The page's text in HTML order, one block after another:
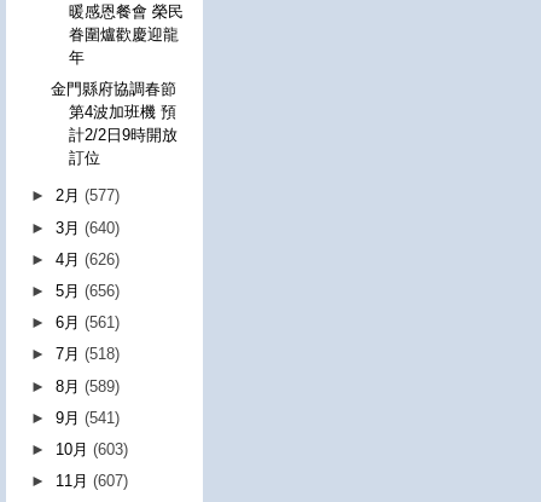
暖感恩餐會 榮民
眷圍爐歡慶迎龍
年
金門縣府協調春節
第4波加班機 預
計2/2日9時開放
訂位
►2月(577)
►3月(640)
►4月(626)
►5月(656)
►6月(561)
►7月(518)
►8月(589)
►9月(541)
► 10月(603)
► 11月(607)